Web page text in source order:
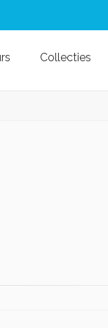
Collecties